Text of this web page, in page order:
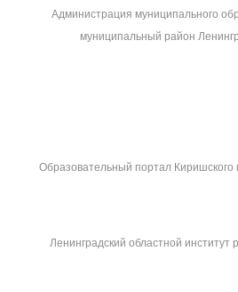
Администрация муниципального
муниципальный район
Образовательный портал Киришского
Ленинградский областной институт